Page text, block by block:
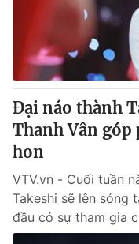
Đại náo thành
Thanh Vân
hon
VTV.vn - Cuối tuần
Takeshi sẽ lên sóng
đầu có sự tham gia